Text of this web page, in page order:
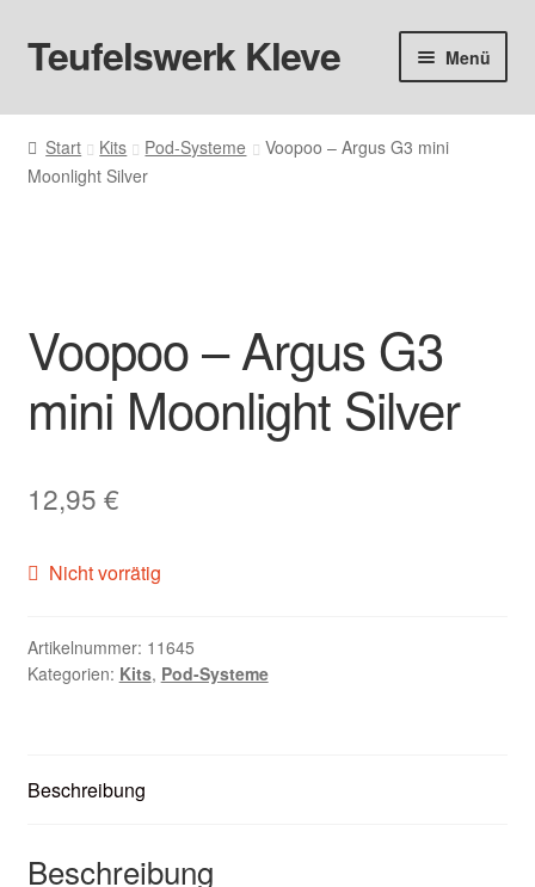
Zur
Navigation
Zum
Inhalt
Teufelswerk Kleve Menü
Startseite
Hardware
Big Puff
Aromen
Basen & Nikotin
Kontaktformular
Unsere Standorte
Start Kits Pod-Systeme
Voopoo – Argus G3 mini
Moonlight Silver
Voopoo – Argus G3
mini Moonlight Silver
12,95 €
Nicht vorrätig
Artikelnummer: 11645
Kategorien: Kits, Pod-Systeme
Beschreibung
Beschreibung